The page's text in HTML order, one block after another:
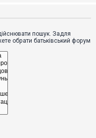
пошук. Задля
обрати батьківський форум